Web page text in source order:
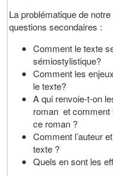
La problématique de
questions secondaires :
Comment le texte
sémiostylistique?
Comment les
le texte?
A qui renvoie-t-on
roman et comment
ce roman ?
Comment l’auteur
texte ?
Quels en sont les